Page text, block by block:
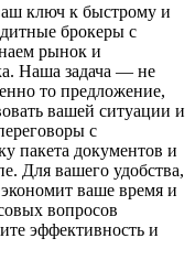
ключ к быстрому и
брокеры с
рынок и
Наша задача — не
то предложение,
вашей ситуации и
с
пакета документов и
Для вашего удобства,
ваше время и
вопросов
эффективность и